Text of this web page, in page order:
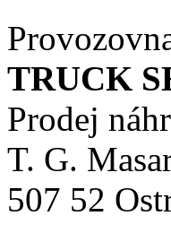
TRUCK
Prodej
T. G.
507 52